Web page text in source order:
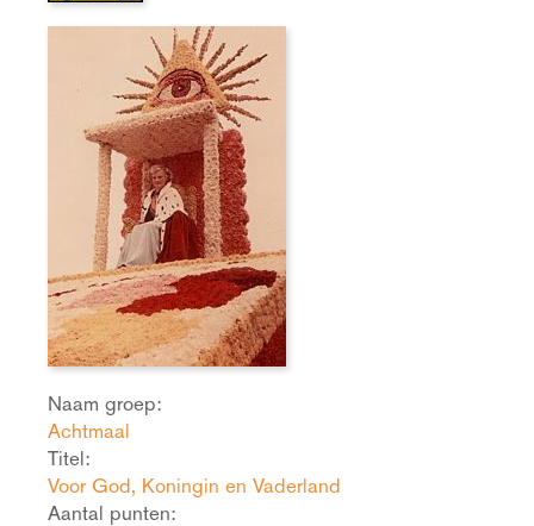
Naam groep:
Achtmaal
Titel:
Voor God, Koningin en Vaderland
Aantal punten: